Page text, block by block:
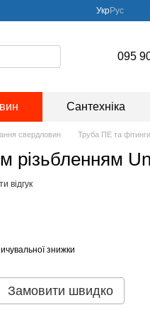
УкрРус
095
Сантехніка
свердловин Труба ПЕ та фітинги
різьбленням
відгук
знижки
Замовити швидко